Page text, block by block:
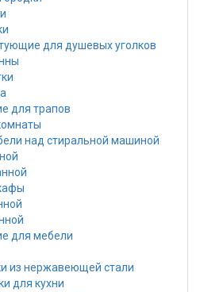
для душевых уголков
для трапов
над стиральной машиной
для мебели
из нержавеющей стали
для кухни